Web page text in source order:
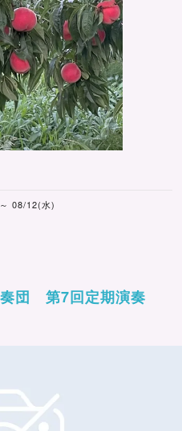
08/12(水)
団 第7回定期演奏